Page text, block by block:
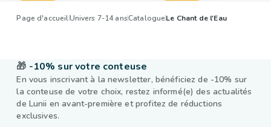
Page d'accueilUnivers 7-14 ansCatalogueLe Chant de l'Eau
🎁 -10% sur votre conteuse
En vous inscrivant à la newsletter, bénéficiez de -10% sur
la conteuse de votre choix, restez informé(e) des actualités
de Lunii en avant-première et profitez de réductions
exclusives.